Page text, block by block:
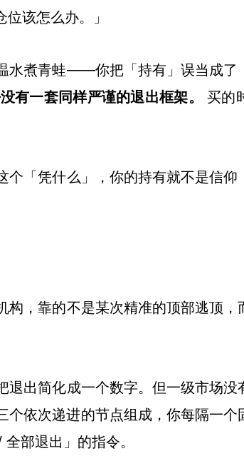
该怎么办。」
水煮青蛙——你把「持有」误当成了
有一套同样严谨的退出框架。
买的
个「凭什么」，你的持有就不是信
，靠的不是某次精准的顶部逃顶，
出简化成一个数字。但一级市场
依次递进的节点组成，你每隔一个
部退出」的指令。